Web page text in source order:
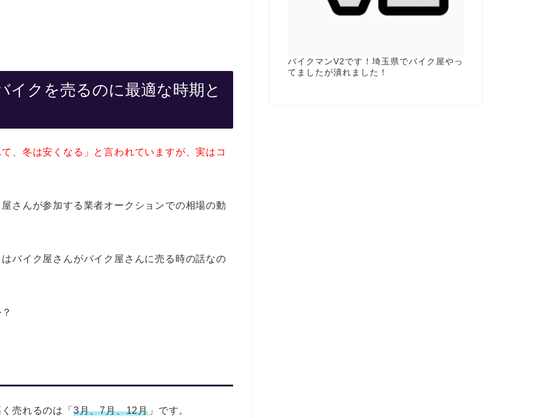
イクを売るのに最適な時期と
、冬は安くなる」と言われていますが、実はコ
さんが参加する業者オークションでの相場の動
バイク屋さんがバイク屋さんに売る時の話なの
売れるのは「 3月、7月、12月 」です。
バイクマンV2です！埼玉県でバイク屋やっ
てましたが潰れました！